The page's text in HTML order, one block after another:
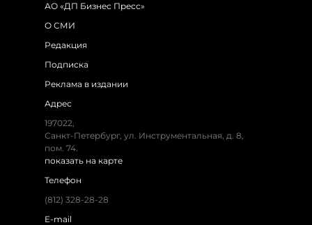
АО «ДП Бизнес Пресс»
О СМИ
Редакция
Подписка
Реклама в издании
Адрес
197022,
Санкт-Петербург, ул. Инструментальная, д. 8,
пом. 74.
показать на карте
Телефон
(812) 328-28-28
E-mail